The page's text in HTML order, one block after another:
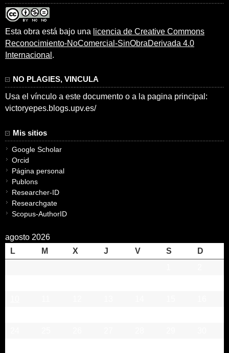
Esta obra está bajo una licencia de Creative Commons
Reconocimiento-NoComercial-SinObraDerivada 4.0
Internacional .
NO PLAGIES, VINCULA
Usa el vínculo a este documento o a la pagina principal:
victoryepes.blogs.upv.es/
Mis sitios
Google Scholar
Orcid
Página personal
Publons
Researcher-ID
Researchgate
Scopus-AuthorID
agosto 2026
L
M X J V S
D